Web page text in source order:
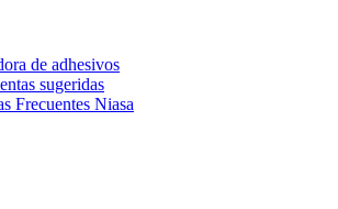
de adhesivos
sugeridas
Frecuentes Niasa